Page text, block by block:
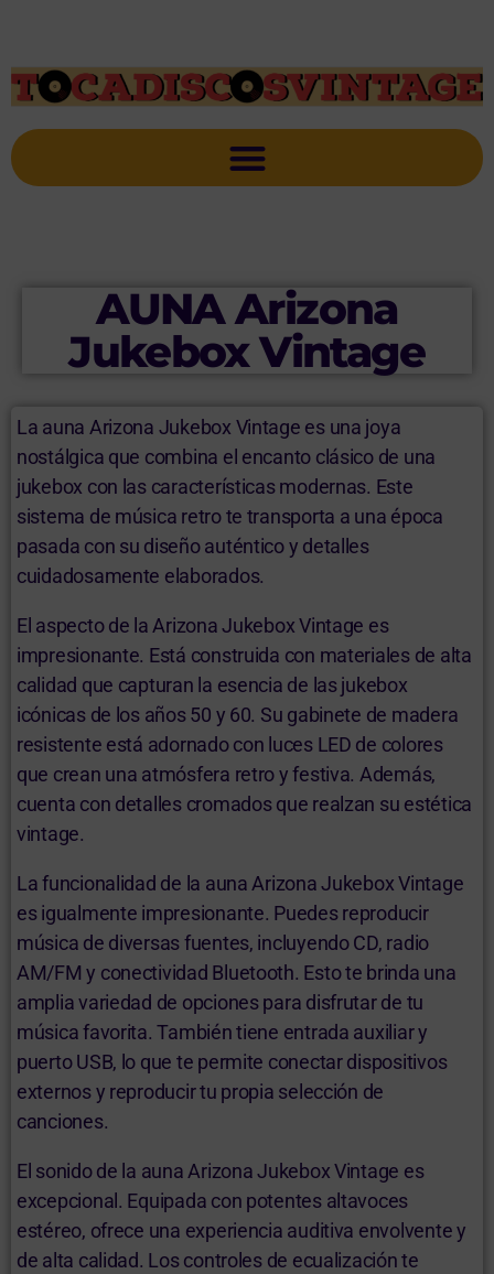
AUNA Arizona
Jukebox Vintage
La auna Arizona Jukebox Vintage es una joya
nostálgica que combina el encanto clásico de una
jukebox con las características modernas. Este
sistema de música retro te transporta a una época
pasada con su diseño auténtico y detalles
cuidadosamente elaborados.
El aspecto de la Arizona Jukebox Vintage es
impresionante. Está construida con materiales de alta
calidad que capturan la esencia de las jukebox
icónicas de los años 50 y 60. Su gabinete de madera
resistente está adornado con luces LED de colores
que crean una atmósfera retro y festiva. Además,
cuenta con detalles cromados que realzan su estética
vintage.
La funcionalidad de la auna Arizona Jukebox Vintage
es igualmente impresionante. Puedes reproducir
música de diversas fuentes, incluyendo CD, radio
AM/FM y conectividad Bluetooth. Esto te brinda una
amplia variedad de opciones para disfrutar de tu
música favorita. También tiene entrada auxiliar y
puerto USB, lo que te permite conectar dispositivos
externos y reproducir tu propia selección de
canciones.
El sonido de la auna Arizona Jukebox Vintage es
excepcional. Equipada con potentes altavoces
estéreo, ofrece una experiencia auditiva envolvente y
de alta calidad. Los controles de ecualización te